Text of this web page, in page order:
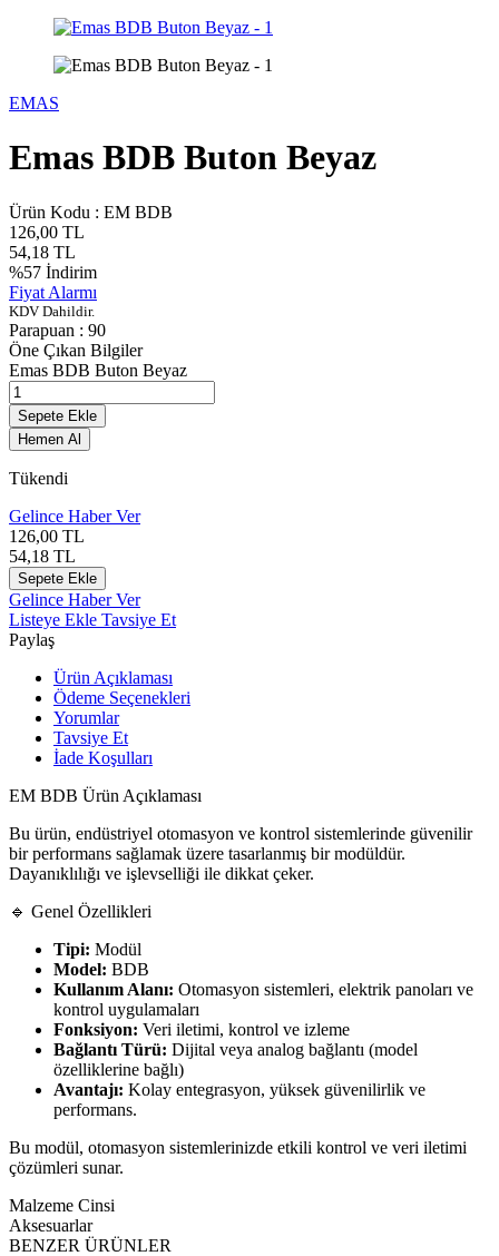
EMAS
Emas BDB Buton Beyaz
Ürün Kodu : EM BDB
126,00 TL
54,18 TL
%57 İndirim
Fiyat Alarmı
KDV Dahildir.
Parapuan : 90
Öne Çıkan Bilgiler
Emas BDB Buton Beyaz
Sepete Ekle
Hemen Al
Tükendi
Gelince Haber Ver
126,00 TL
54,18 TL
Sepete Ekle
Gelince Haber Ver
Listeye Ekle Tavsiye Et
Paylaş
Ürün Açıklaması
Ödeme Seçenekleri
Yorumlar
Tavsiye Et
İade Koşulları
EM BDB Ürün Açıklaması
Bu ürün, endüstriyel otomasyon ve kontrol sistemlerinde güvenilir
bir performans sağlamak üzere tasarlanmış bir modüldür.
Dayanıklılığı ve işlevselliği ile dikkat çeker.
🔹 Genel Özellikleri
Tipi: Modül
Model: BDB
Kullanım Alanı: Otomasyon sistemleri, elektrik panoları ve
kontrol uygulamaları
Fonksiyon: Veri iletimi, kontrol ve izleme
Bağlantı Türü: Dijital veya analog bağlantı (model
özelliklerine bağlı)
Avantajı: Kolay entegrasyon, yüksek güvenilirlik ve
performans.
Bu modül, otomasyon sistemlerinizde etkili kontrol ve veri iletimi
çözümleri sunar.
Malzeme Cinsi
Aksesuarlar
BENZER ÜRÜNLER